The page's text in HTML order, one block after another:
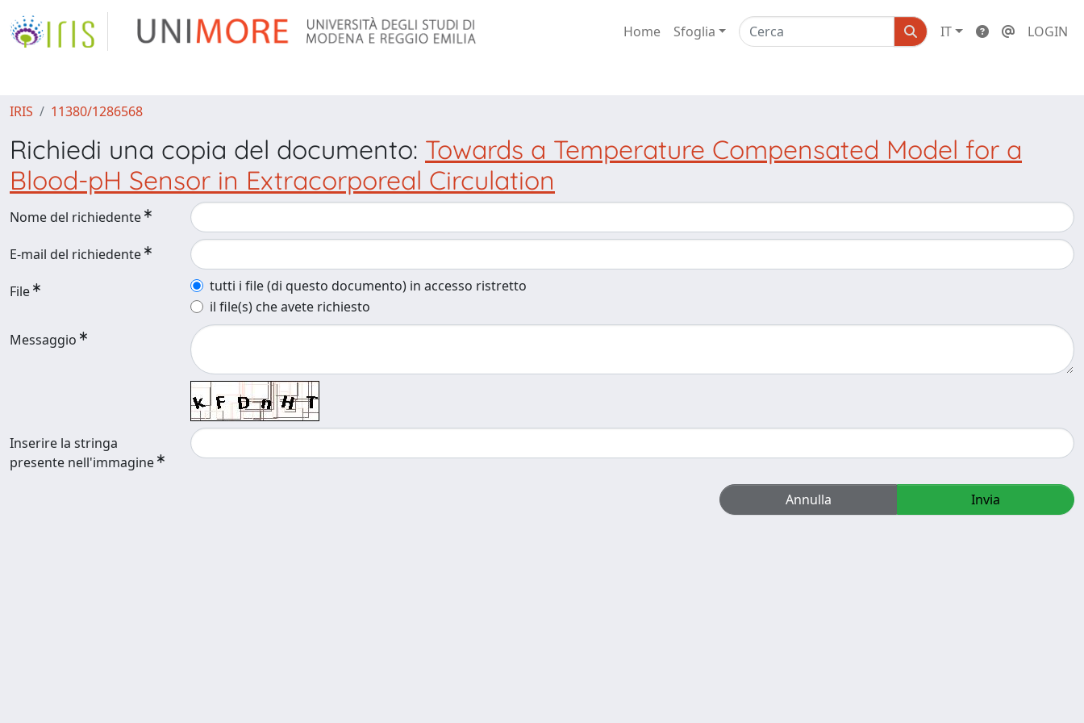
Home Sfoglia IT LOGIN
IRIS 11380/1286568
Richiedi una copia del documento: Towards a Temperature Compensated Model for a
Blood-pH Sensor in Extracorporeal Circulation
Nome del richiedente
E-mail del richiedente
File
tutti i file (di questo documento) in accesso ristretto
il file(s) che avete richiesto
Messaggio
Inserire la stringa
presente nell'immagine
Annulla Invia